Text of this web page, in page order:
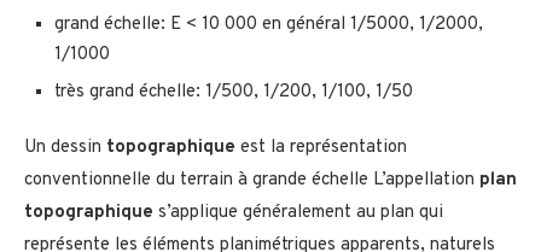
grand échelle: E < 10 000 en général 1/5000, 1/2000,
1/1000
très grand échelle: 1/500, 1/200, 1/100, 1/50
Un dessin topographique est la représentation
conventionnelle du terrain à grande échelle L’appellation plan
topographique s’applique généralement au plan qui
représente les éléments planimétriques apparents, naturels